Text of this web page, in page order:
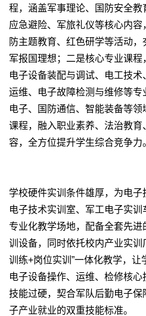
程，涵盖军事理论、国防安全教
应急避险、军旅礼仪等核心内容
防主题教育、红色研学等活动
军报国理想；二是核心专业课程
电子设备装配与调试、电工技
运维、电子故障检测与维修等
电子、国防通信、智能装备等
课程，融入职业素养、法治教
容，全方位提升学生综合竞争力
学校硬件实训条件雄厚，为电
电子技术实训室、军工电子实
专业化教学场地，配备全套先
训设备，同时依托校内产业实训
训练+岗位实训”一体化教学，
电子设备操作、运维、检修核心
技能过硬，契合军队后勤电子
子产业就业的双重技能标准。